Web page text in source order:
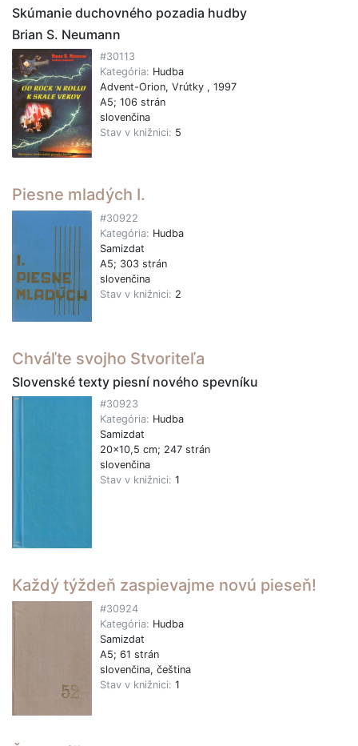
Skúmanie duchovného pozadia hudby
Brian S. Neumann
#30113
Kategória: Hudba
Advent-Orion, Vrútky , 1997
A5; 106 strán
slovenčina
Stav v knižnici: 5
Piesne mladých I.
#30922
Kategória: Hudba
Samizdat
A5; 303 strán
slovenčina
Stav v knižnici: 2
Chváľte svojho Stvoriteľa
Slovenské texty piesní nového spevníku
#30923
Kategória: Hudba
Samizdat
20x10,5 cm; 247 strán
slovenčina
Stav v knižnici: 1
Každý týždeň zaspievajme novú pieseň!
#30924
Kategória: Hudba
Samizdat
A5; 61 strán
slovenčina, čeština
Stav v knižnici: 1